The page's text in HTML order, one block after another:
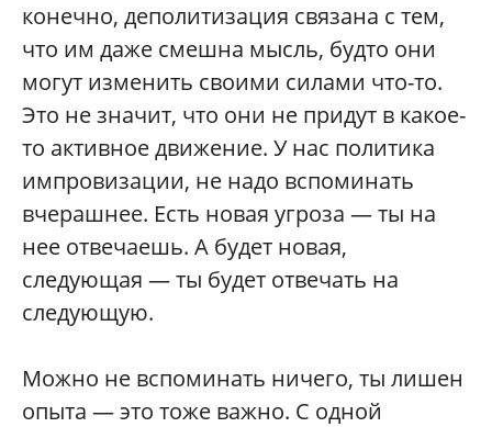
конечно, деполитизация связана с тем,
что им даже смешна мысль, будто они
могут изменить своими силами что-то.
Это не значит, что они не придут в какое-
то активное движение. У нас политика
импровизации, не надо вспоминать
вчерашнее. Есть новая угроза — ты на
нее отвечаешь. А будет новая,
следующая — ты будет отвечать на
следующую.
Можно не вспоминать ничего, ты лишен
опыта — это тоже важно. С одной